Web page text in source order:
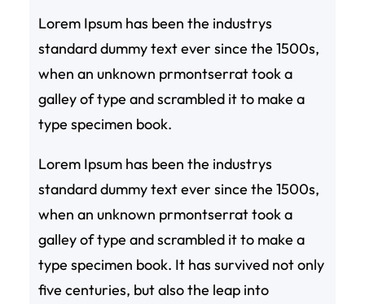
Lorem Ipsum has been the industrys
standard dummy text ever since the 1500s,
when an unknown prmontserrat took a
galley of type and scrambled it to make a
type specimen book.
Lorem Ipsum has been the industrys
standard dummy text ever since the 1500s,
when an unknown prmontserrat took a
galley of type and scrambled it to make a
type specimen book. It has survived not only
five centuries, but also the leap into